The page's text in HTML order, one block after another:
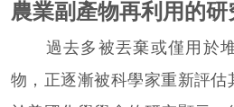
農業副產物再利用的
過去多被丟棄或僅用於堆
物，正逐漸被科學家重新評估